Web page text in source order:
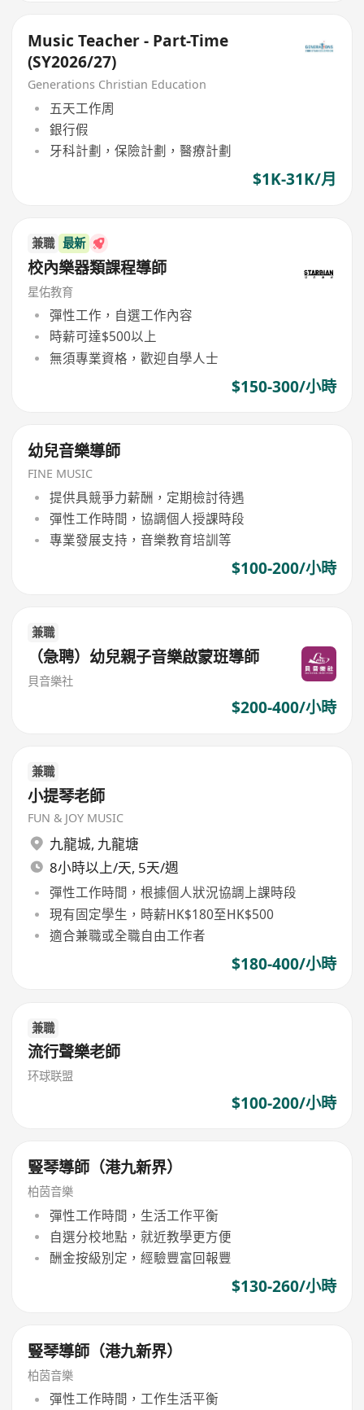
Music Teacher - Part-Time
(SY2026/27)
Generations Christian Education
五天工作周
銀行假
牙科計劃，保險計劃，醫療計劃
$1K-31K/月
兼職 最新
校內樂器類課程導師
星佑教育
彈性工作，自選工作內容
時薪可達$500以上
無須專業資格，歡迎自學人士
$150-300/小時
幼兒音樂導師
FINE MUSIC
提供具競爭力薪酬，定期檢討待遇
彈性工作時間，協調個人授課時段
專業發展支持，音樂教育培訓等
$100-200/小時
兼職
（急聘）幼兒親子音樂啟蒙班導師
貝音樂社
$200-400/小時
兼職
小提琴老師
FUN & JOY MUSIC
九龍城, 九龍塘
8小時以上/天, 5天/週
彈性工作時間，根據個人狀況協調上課時段
現有固定學生，時薪HK$180至HK$500
適合兼職或全職自由工作者
$180-400/小時
兼職
流行聲樂老師
环球联盟
$100-200/小時
豎琴導師（港九新界）
柏茵音樂
彈性工作時間，生活工作平衡
自選分校地點，就近教學更方便
酬金按級別定，經驗豐富回報豐
$130-260/小時
豎琴導師（港九新界）
柏茵音樂
彈性工作時間，工作生活平衡